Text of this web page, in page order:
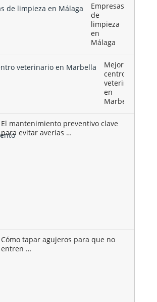
Empresas
de
limpieza
en
Málaga
Mejor
centro
veterinario
en
Marbella
El mantenimiento preventivo clave
para evitar averías …
Cómo tapar agujeros para que no
entren …